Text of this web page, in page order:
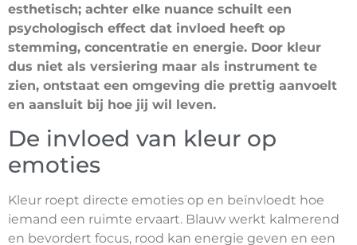
esthetisch; achter elke nuance schuilt een
psychologisch effect dat invloed heeft op
stemming, concentratie en energie. Door kleur
dus niet als versiering maar als instrument te
zien, ontstaat een omgeving die prettig aanvoelt
en aansluit bij hoe jij wil leven.
De invloed van kleur op
emoties
Kleur roept directe emoties op en beïnvloedt hoe
iemand een ruimte ervaart. Blauw werkt kalmerend
en bevordert focus, rood kan energie geven en een